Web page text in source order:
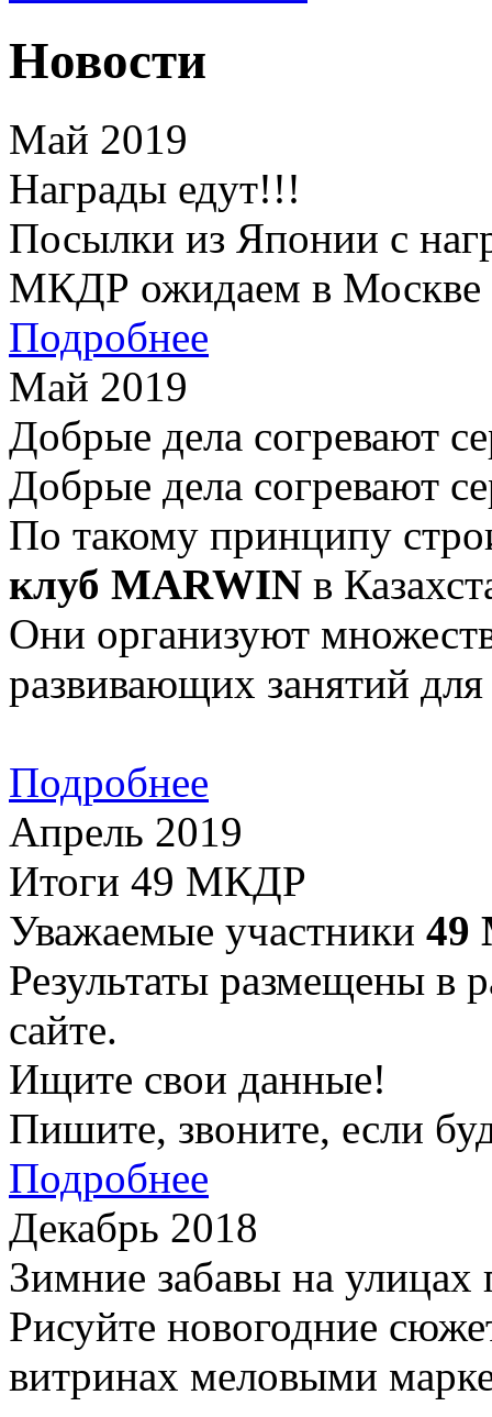
Новости
Май 2019
Награды едут!!!
Посылки из Японии с
МКДР ожидаем в Москве
Подробнее
Май 2019
Добрые дела согревают
Добрые дела согревают
По такому принципу
клуб MARWIN в
Они организуют
развивающих занятий для
Подробнее
Апрель 2019
Итоги 49 МКДР
Уважаемые участники 49
Результаты размещены в
сайте.
Ищите свои данные!
Пишите, звоните, если
Подробнее
Декабрь 2018
Зимние забавы на улицах
Рисуйте новогодние
витринах меловыми